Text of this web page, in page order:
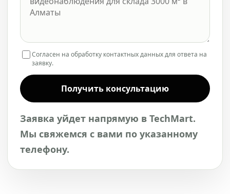
Согласен на обработку контактных данных для ответа на
заявку.
Получить консультацию
Заявка уйдет напрямую в TechMart.
Мы свяжемся с вами по указанному
телефону.